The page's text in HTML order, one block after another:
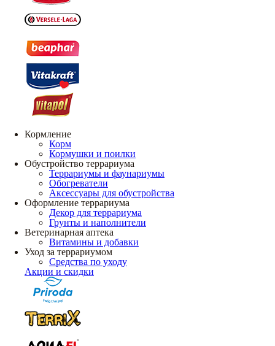
Кормление
Корм
Кормушки и поилки
Обустройство террариума
Террариумы и фаунариумы
Обогреватели
Аксессуары для обустройства
Оформление террариума
Декор для террариума
Грунты и наполнители
Ветеринарная аптека
Витамины и добавки
Уход за террариумом
Средства по уходу
Акции и скидки